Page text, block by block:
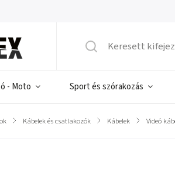
- Moto Sport és szórakozás
/ Kábelek és csatlakozók / Kábelek / Videó